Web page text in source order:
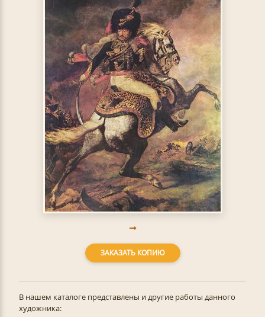
ЗАКАЗАТЬ КОПИЮ
В нашем каталоге представлены и другие работы данного
художника: